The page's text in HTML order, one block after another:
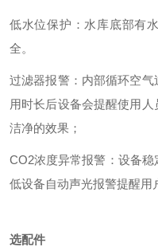
低水位保护：水库底部有
全。
过滤器报警：内部循环空
用时长后设备会提醒使用
洁净的效果；
CO2浓度异常报警：设备
低设备自动声光报警提醒用
选配件